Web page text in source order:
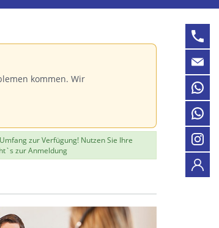
kommen. Wir
zur Verfügung! Nutzen Sie Ihre
zur Anmeldung